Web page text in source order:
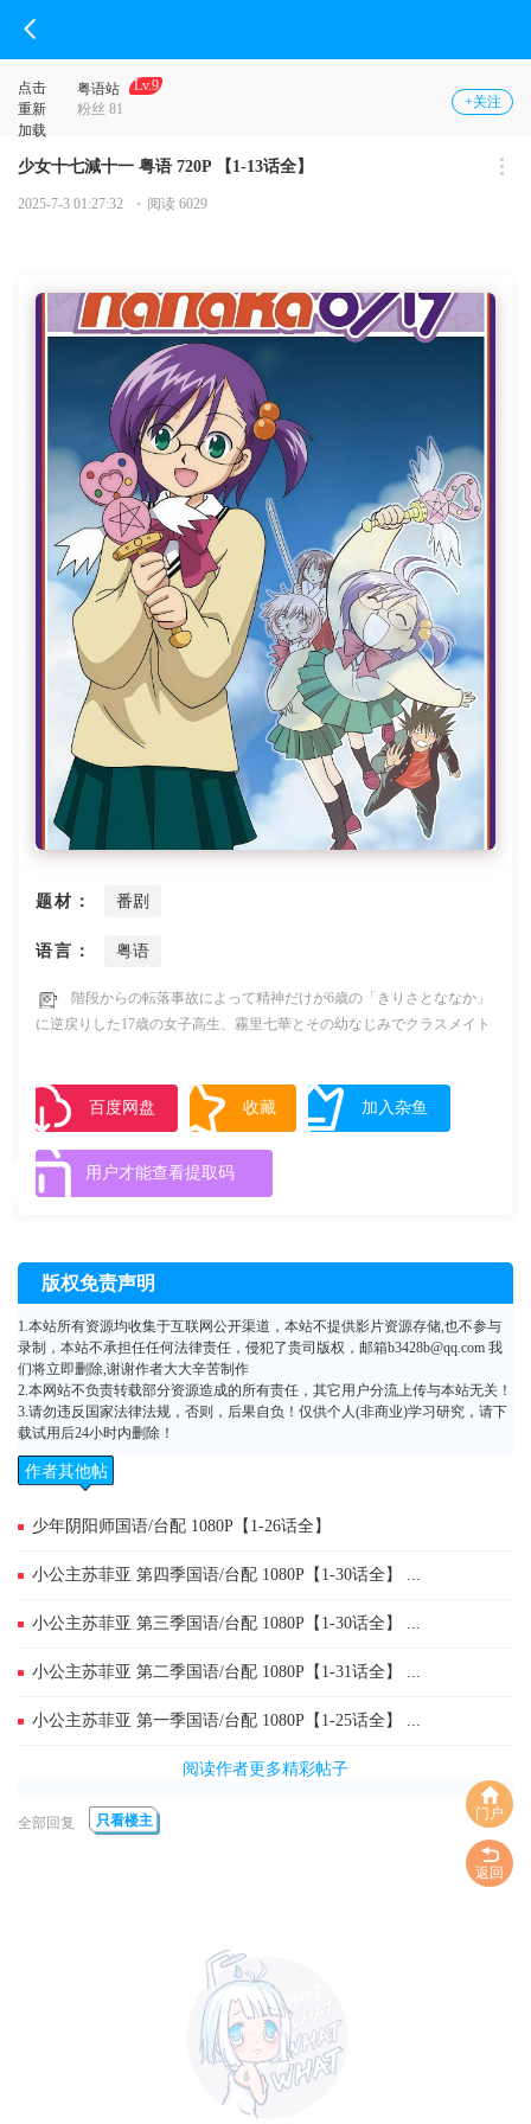
门户
返回
点击
重新
加载
粤语站
Lv.9
粉丝 81
+关注
少女十七減十一 粤语 720P 【1-13话全】
2025-7-3 01:27:32 阅读 6029
题材： 番剧
语言： 粤语
階段からの転落事故によって精神だけが6歳の「きりさとななか」
に逆戻りした17歳の女子高生、霧里七華とその幼なじみでクラスメイト
られているのが特徴。 原作にはパイロット版が存在する。週刊少年
チャンピオンにて本作の読みきり（前編・後編の二話）を発表したとこ
ろ、好評だったため、読みきりとは設定を若干変更して定期連載化され
た。このパイロット版は後に短編集『ななか6/17+（プラス）』に収録さ
話『おじゃまなななか』が存在するため現存するものとしては全13話と
なっている。
百度网盘 收藏 加入杂鱼
用户才能查看提取码
版权免责声明
1.本站所有资源均收集于互联网公开渠道，本站不提供影片资源存储,也不参与
录制，本站不承担任任何法律责任，侵犯了贵司版权，邮箱b3428b@qq.com 我
们将立即删除,谢谢作者大大辛苦制作
2.本网站不负责转载部分资源造成的所有责任，其它用户分流上传与本站无关！
3.请勿违反国家法律法规，否则，后果自负！仅供个人(非商业)学习研究，请下
载试用后24小时内删除！
作者其他帖
少年阴阳师国语/台配 1080P【1-26话全】
小公主苏菲亚 第四季国语/台配 1080P【1-30话全】 ...
小公主苏菲亚 第三季国语/台配 1080P【1-30话全】 ...
小公主苏菲亚 第二季国语/台配 1080P【1-31话全】 ...
小公主苏菲亚 第一季国语/台配 1080P【1-25话全】 ...
阅读作者更多精彩帖子
全部回复 只看楼主